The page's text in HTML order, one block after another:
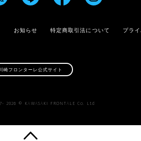
お知らせ 特定商取引法について プラ
崎フロンターレ公式サイト
2026 © KAWASAKI FRONTALE Co. Ltd